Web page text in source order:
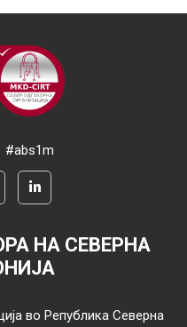
#abs1m
НА СЕВЕРНА
во Република Северна